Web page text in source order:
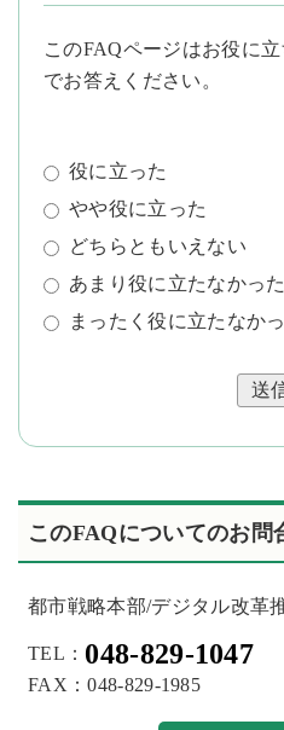
このFAQページはお役に
でお答えください。
役に立った
やや役に立った
どちらともいえない
あまり役に立たなかった
まったく役に立たなか
送
このFAQについてのお問
都市戦略本部/デジタル改革
TEL： 048-829-1047
FAX：048-829-1985